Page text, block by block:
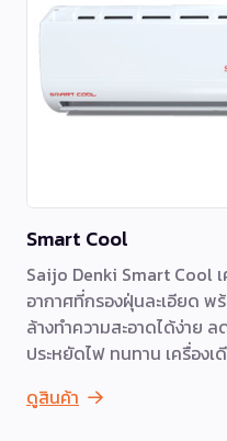
Smart Cool
Saijo Denki Smart Cool
อากาศที่กรองฝุ่นละเอียด พ
ล้างทำความสะอาดได้ง่าย
ประหยัดไฟ ทนทาน เครื่องเ
ดูสินค้า